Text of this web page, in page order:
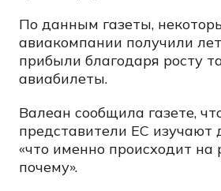
По данным газеты,
авиакомпании получили
прибыли благодаря росту
авиабилеты.
Валеан сообщила газете,
представители ЕС изучают
«что именно происходит на
почему».